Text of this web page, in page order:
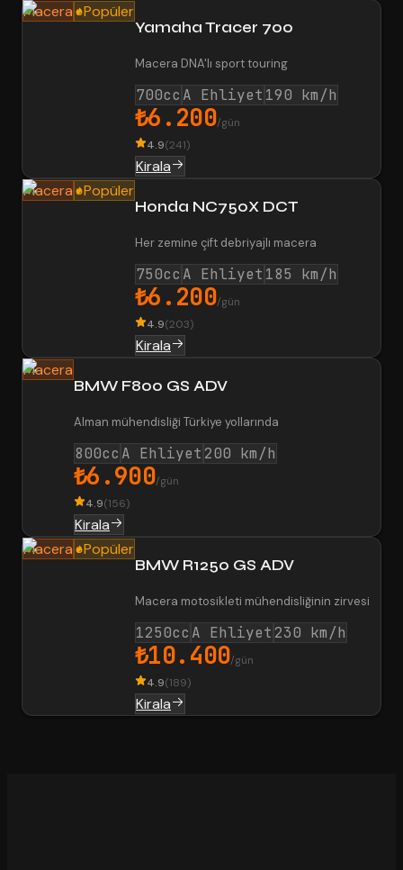
Macera
Popüler
Yamaha Tracer 700
Macera DNA'lı sport touring
700cc A Ehliyet 190 km/h
₺6.200/gün
4.9(241)
Kirala
Macera
Popüler
Honda NC750X DCT
Her zemine çift debriyajlı macera
750cc A Ehliyet 185 km/h
₺6.200/gün
4.9(203)
Kirala
Macera
BMW F800 GS ADV
Alman mühendisliği Türkiye yollarında
800cc A Ehliyet 200 km/h
₺6.900/gün
4.9(156)
Kirala
Macera
Popüler
BMW R1250 GS ADV
Macera motosikleti mühendisliğinin zirvesi
1250cc A Ehliyet 230 km/h
₺10.400/gün
4.9(189)
Kirala